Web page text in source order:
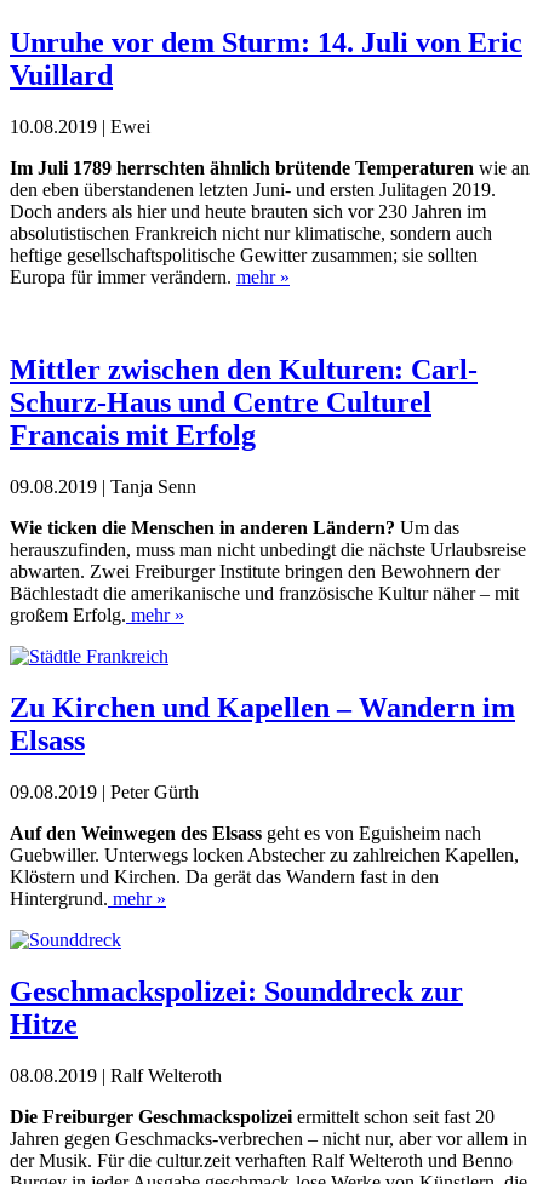
Unruhe vor dem Sturm: 14. Juli von Eric
Vuillard
10.08.2019 | Ewei
Im Juli 1789 herrschten ähnlich brütende Temperaturen wie an
den eben überstandenen letzten Juni- und ersten Julitagen 2019.
Doch anders als hier und heute brauten sich vor 230 Jahren im
absolutistischen Frankreich nicht nur klimatische, sondern auch
heftige gesellschaftspolitische Gewitter zusammen; sie sollten
Europa für immer verändern. mehr »
Mittler zwischen den Kulturen: Carl-
Schurz-Haus und Centre Culturel
Francais mit Erfolg
09.08.2019 | Tanja Senn
Wie ticken die Menschen in anderen Ländern? Um das
herauszufinden, muss man nicht unbedingt die nächste Urlaubsreise
abwarten. Zwei Freiburger Institute bringen den Bewohnern der
Bächlestadt die amerikanische und französische Kultur näher – mit
großem Erfolg. mehr »
Zu Kirchen und Kapellen – Wandern im
Elsass
09.08.2019 | Peter Gürth
Auf den Weinwegen des Elsass geht es von Eguisheim nach
Guebwiller. Unterwegs locken Abstecher zu zahlreichen Kapellen,
Klöstern und Kirchen. Da gerät das Wandern fast in den
Hintergrund. mehr »
Geschmackspolizei: Sounddreck zur
Hitze
08.08.2019 | Ralf Welteroth
Die Freiburger Geschmackspolizei ermittelt schon seit fast 20
Jahren gegen Geschmacks-verbrechen – nicht nur, aber vor allem in
der Musik. Für die cultur.zeit verhaften Ralf Welteroth und Benno